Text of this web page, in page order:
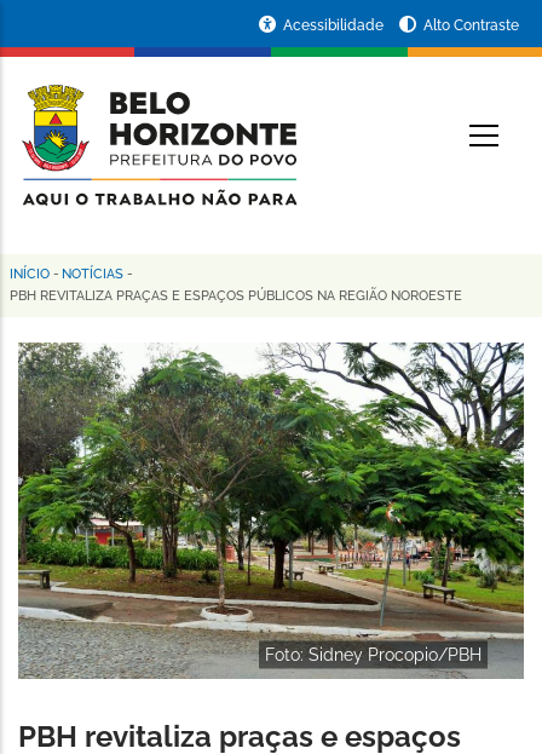
conteúdo
principal
da
Prefeitura
de
Horizonte
Acessibilidade Alto Contraste
Trilha
navegação
INÍCIO - NOTÍCIAS -
PBH REVITALIZA PRAÇAS E ESPAÇOS PÚBLICOS NA REGIÃO NOROESTE
Foto: Sidney Procopio/PBH
PBH revitaliza praças e espaços